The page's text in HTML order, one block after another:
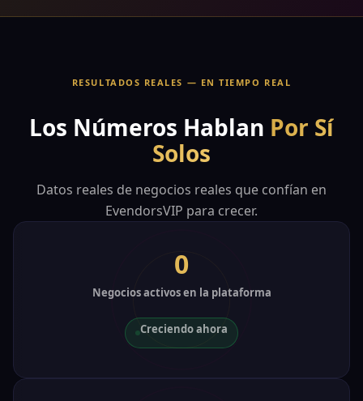
RESULTADOS REALES — EN TIEMPO REAL
Los Números Hablan Por Sí
Solos
Datos reales de negocios reales que confían en
EvendorsVIP para crecer.
0
Negocios activos en la plataforma
Creciendo ahora